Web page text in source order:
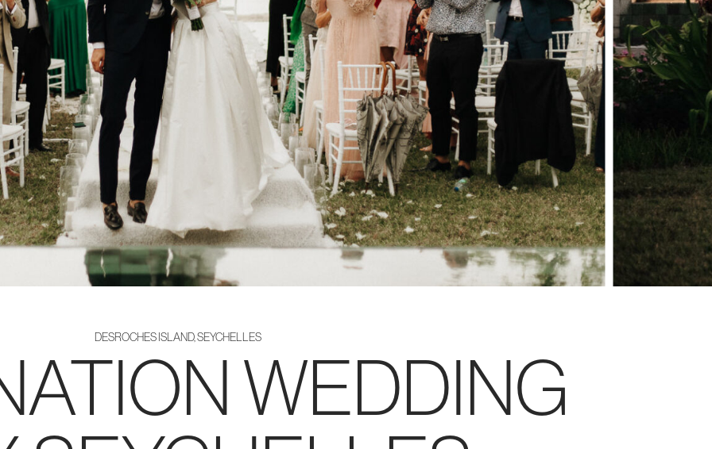
DESROCHES ISLAND, SEYCHELLES
WEDDING